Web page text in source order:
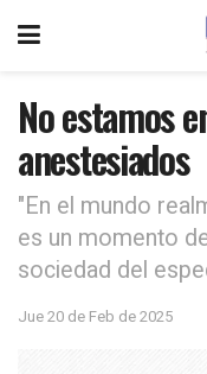
No estamos
anestesiados
"En el mundo
es un momento
sociedad del
Jue 20 de Feb de 2025